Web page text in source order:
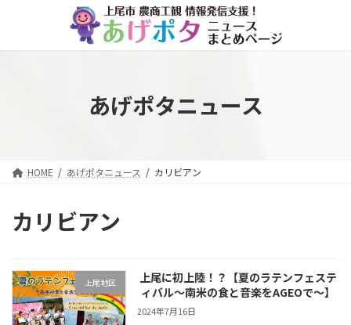
ン
ー
あげポタニュース
HOME あげポタニュース カリビアン
カリビアン
上尾地区
上尾に初上陸！？【夏のラテンフェステ
ィバル～南米の食と音楽をAGEOで～】
2024年7月16日